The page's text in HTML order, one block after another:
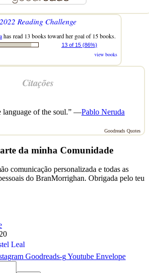
2022 Reading Challenge
has read 13 books toward her goal of 15 books.
13 of 15 (86%)
view books
Citações
language of the soul.” —Pablo Neruda
Goodreads Quotes
da minha Comunidade
comunicação personalizada e todas as
do BranMorrighan. Obrigada pelo teu
Leal
Goodreads-gYoutube Envelope